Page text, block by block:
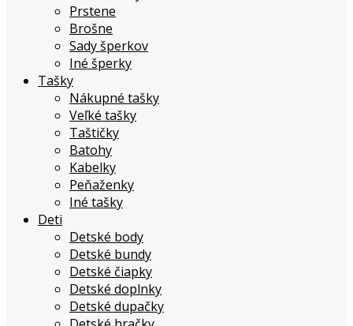
Prstene
Brošne
Sady šperkov
Iné šperky
Tašky
Nákupné tašky
Veľké tašky
Taštičky
Batohy
Kabelky
Peňaženky
Iné tašky
Deti
Detské body
Detské bundy
Detské čiapky
Detské doplnky
Detské dupačky